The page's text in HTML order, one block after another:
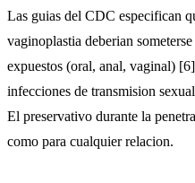
Las guias del CDC especifican
vaginoplastia deberian
expuestos (oral, anal, vaginal)
infecciones de transmision
El preservativo durante la
como para cualquier relacion.